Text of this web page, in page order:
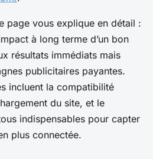
page vous explique en détail :
à long terme d’un bon
résultats immédiats mais
publicitaires payantes.
incluent la compatibilité
du site, et le
indispensables pour capter
plus connectée.